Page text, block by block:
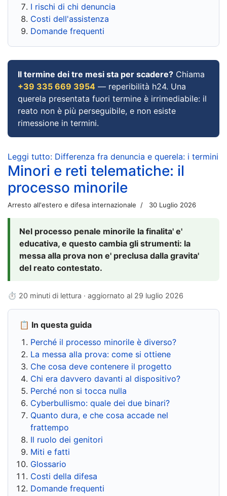
I rischi di chi denuncia
Costi dell'assistenza
Domande frequenti
Il termine dei tre mesi sta per scadere? Chiama
+39 335 669 3954 — reperibilità h24. Una
querela presentata fuori termine è irrimediabile: il
reato non è più perseguibile, e non esiste
rimessione in termini.
Leggi tutto: Differenza fra denuncia e querela: i termini
Minori e reti telematiche: il
processo minorile
Arresto all'estero e difesa internazionale 30 Luglio 2026
Nel processo penale minorile la finalita' e'
educativa, e questo cambia gli strumenti: la
messa alla prova non e' preclusa dalla gravita'
del reato contestato.
⏱ 20 minuti di lettura · aggiornato al 29 luglio 2026
📋 In questa guida
Perché il processo minorile è diverso?
La messa alla prova: come si ottiene
Che cosa deve contenere il progetto
Chi era davvero davanti al dispositivo?
Perché non si tocca nulla
Cyberbullismo: quale dei due binari?
Quanto dura, e che cosa accade nel
frattempo
Il ruolo dei genitori
Miti e fatti
Glossario
Costi della difesa
Domande frequenti